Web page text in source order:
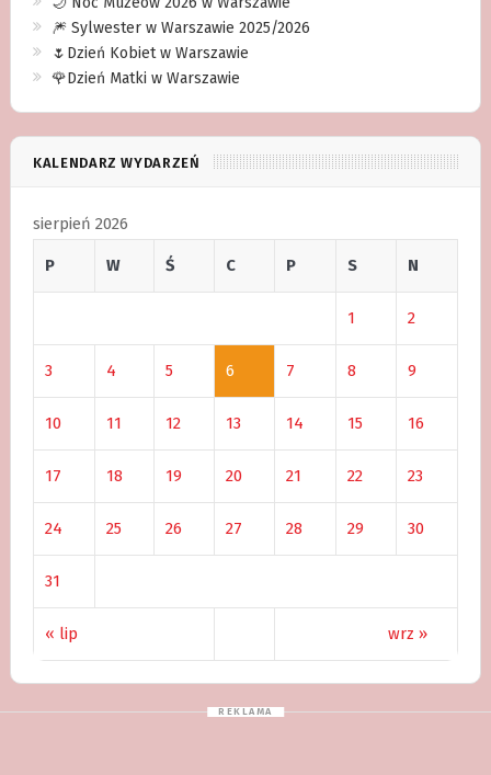
🎆 Sylwester w Warszawie 2025/2026
🌷Dzień Kobiet w Warszawie
🌹Dzień Matki w Warszawie
KALENDARZ WYDARZEŃ
sierpień 2026
P W Ś C P S N
« lip wrz »
1 2
3 4 5 6 7 8 9
10 11 12 13 14 15 16
17 18 19 20 21 22 23
24 25 26 27 28 29 30
31